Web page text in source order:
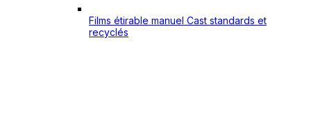
Films étirable manuel Cast standards et
recyclés